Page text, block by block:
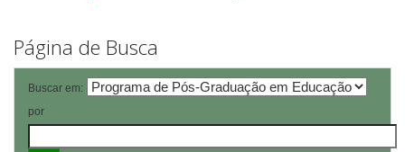
Página de Busca
Buscar em:
por